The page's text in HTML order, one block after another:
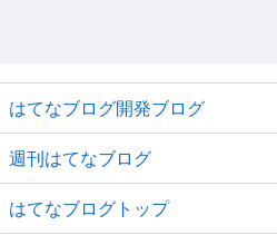
はてなブログ開発ブログ
週刊はてなブログ
はてなブログトップ